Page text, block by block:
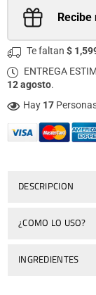
Te faltan $
ENTREGA
12 agosto.
Hay 17
DESCRIPCION
¿COMO LO USO?
INGREDIENTES